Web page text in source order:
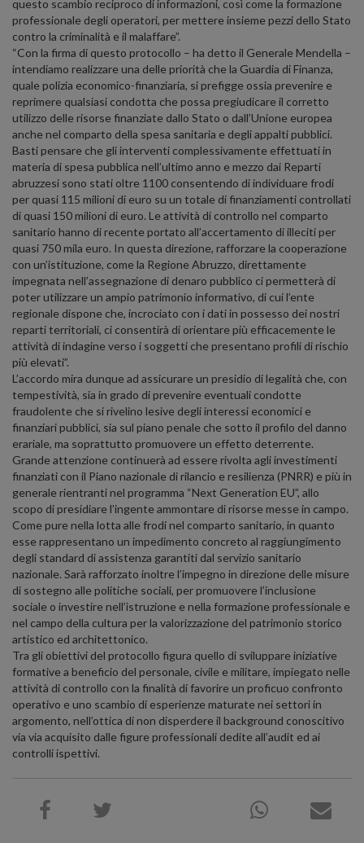
questo scambio reciproco di informazioni, così come la formazione
professionale degli operatori, per mettere insieme pezzi dello Stato
contro la criminalità e il malaffare”.
“Con la firma di questo protocollo – ha detto il Generale Mendella –
intendiamo realizzare una delle priorità che la Guardia di Finanza,
quale polizia economico-finanziaria, si prefigge ossia prevenire e
reprimere qualsiasi condotta che possa pregiudicare il corretto
utilizzo delle risorse finanziate dallo Stato o dall’Unione europea
anche nel comparto della spesa sanitaria e degli appalti pubblici.
Basti pensare che gli interventi complessivamente effettuati in
materia di spesa pubblica nell’ultimo anno e mezzo dai Reparti
abruzzesi sono stati oltre 1100 consentendo di individuare frodi
per quasi 115 milioni di euro su un totale di finanziamenti controllati
di quasi 150 milioni di euro. Le attività di controllo nel comparto
sanitario hanno di recente portato all’accertamento di illeciti per
quasi 750 mila euro. In questa direzione, rafforzare la cooperazione
con un’istituzione, come la Regione Abruzzo, direttamente
impegnata nell’assegnazione di denaro pubblico ci permetterà di
poter utilizzare un ampio patrimonio informativo, di cui l’ente
regionale dispone che, incrociato con i dati in possesso dei nostri
reparti territoriali, ci consentirà di orientare più efficacemente le
attività di indagine verso i soggetti che presentano profili di rischio
più elevati”.
L’accordo mira dunque ad assicurare un presidio di legalità che, con
tempestività, sia in grado di prevenire eventuali condotte
fraudolente che si rivelino lesive degli interessi economici e
finanziari pubblici, sia sul piano penale che sotto il profilo del danno
erariale, ma soprattutto promuovere un effetto deterrente.
Grande attenzione continuerà ad essere rivolta agli investimenti
finanziati con il Piano nazionale di rilancio e resilienza (PNRR) e più in
generale rientranti nel programma “Next Generation EU”, allo
scopo di presidiare l’ingente ammontare di risorse messe in campo.
Come pure nella lotta alle frodi nel comparto sanitario, in quanto
esse rappresentano un impedimento concreto al raggiungimento
degli standard di assistenza garantiti dal servizio sanitario
nazionale. Sarà rafforzato inoltre l’impegno in direzione delle misure
di sostegno alle politiche sociali, per promuovere l’inclusione
sociale o investire nell’istruzione e nella formazione professionale e
nel campo della cultura per la valorizzazione del patrimonio storico
artistico ed architettonico.
Tra gli obiettivi del protocollo figura quello di sviluppare iniziative
formative a beneficio del personale, civile e militare, impiegato nelle
attività di controllo con la finalità di favorire un proficuo confronto
operativo e uno scambio di esperienze maturate nei settori in
argomento, nell’ottica di non disperdere il background conoscitivo
via via acquisito dalle figure professionali dedite all’audit ed ai
controlli ispettivi.